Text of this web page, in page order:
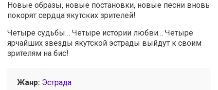
Новые образы, новые постановки, новые песни вновь
покорят сердца якутских зрителей!
Четыре судьбы… Четыре истории любви… Четыре
ярчайших звезды якутской эстрады выйдут к своим
зрителям на бис!
Жанр: Эстрада